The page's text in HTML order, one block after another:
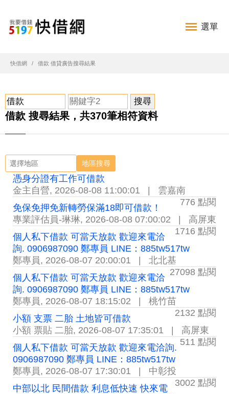
選單
快借網 借款 借貸廣告搜尋結果
借款 搜尋結果，共370筆相符資料
地區搜尋
憑身分證有工作可借款
金主自營, 2026-08-08 11:00:01
雲嘉南
776 點閱
免保免押免新轉勞保滿18即可借款！
專業評估員-琳琳, 2026-08-08 07:00:02
高屏東
1716 點閱
個人私下借款 可當天放款 歡迎來電洽
詢. 0906987090 鄭專員 LINE：885tw517tw
鄭專員, 2026-08-07 20:00:01
北北基
27098 點閱
個人私下借款 可當天放款 歡迎來電洽
詢. 0906987090 鄭專員 LINE：885tw517tw
鄭專員, 2026-08-07 18:15:02
桃竹苗
2132 點閱
小額 支票 二胎 土地皆可借款
小額 票貼 二胎, 2026-08-07 17:35:01
高屏東
511 點閱
個人私下借款 可當天放款 歡迎來電洽詢.
0906987090 鄭專員 LINE：885tw517tw
鄭專員, 2026-08-07 17:30:01
中彰投
3002 點閱
中部以北 民間借款 利息低快速 快來電